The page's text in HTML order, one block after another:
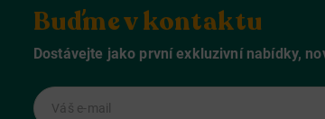
Buďme v kontaktu
Dostávejte jako první exkluzivní nabídky,
Váš e-mail